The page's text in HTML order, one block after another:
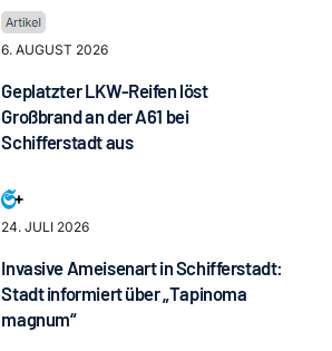
6. AUGUST 2026
Geplatzter LKW-Reifen löst
Großbrand an der A61 bei
Schifferstadt aus
24. JULI 2026
Invasive Ameisenart in Schifferstadt:
Stadt informiert über „Tapinoma
magnum“